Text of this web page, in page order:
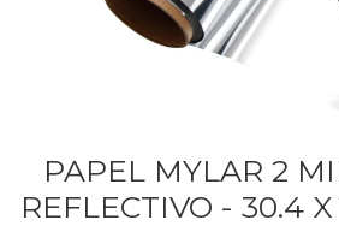
PAPEL MYLAR 2
REFLECTIVO - 30.4